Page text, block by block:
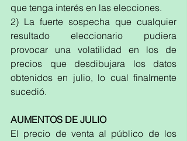
que tenga interés en las elecciones.
2) La fuerte sospecha que cualquier
resultado eleccionario pudiera
provocar una volatilidad en los de
precios que desdibujara los datos
obtenidos en julio, lo cual finalmente
sucedió.
AUMENTOS DE JULIO